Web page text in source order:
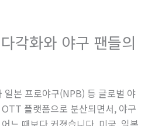
각화와 야구 팬들의
일본 프로야구(NPB) 등 글로벌 야
플랫폼으로 분산되면서, 야구